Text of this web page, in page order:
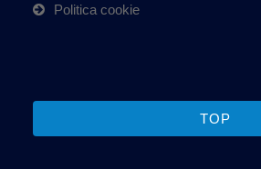
Politica cookie
TOP